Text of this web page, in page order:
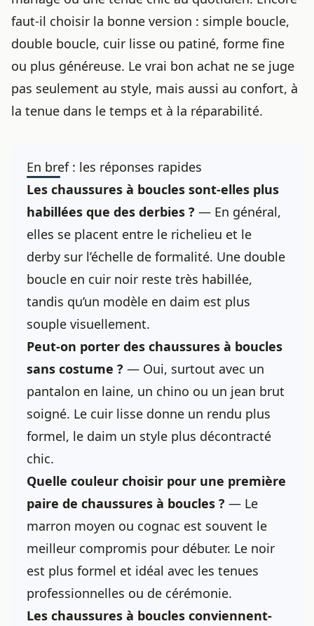
faut-il choisir la bonne version : simple boucle,
double boucle, cuir lisse ou patiné, forme fine
ou plus généreuse. Le vrai bon achat ne se juge
pas seulement au style, mais aussi au confort, à
la tenue dans le temps et à la réparabilité.
En bref : les réponses rapides
Les chaussures à boucles sont-elles plus
habillées que des derbies ? — En général,
elles se placent entre le richelieu et le
derby sur l’échelle de formalité. Une double
boucle en cuir noir reste très habillée,
tandis qu’un modèle en daim est plus
souple visuellement.
Peut-on porter des chaussures à boucles
sans costume ? — Oui, surtout avec un
pantalon en laine, un chino ou un jean brut
soigné. Le cuir lisse donne un rendu plus
formel, le daim un style plus décontracté
chic.
Quelle couleur choisir pour une première
paire de chaussures à boucles ? — Le
marron moyen ou cognac est souvent le
meilleur compromis pour débuter. Le noir
est plus formel et idéal avec les tenues
professionnelles ou de cérémonie.
Les chaussures à boucles conviennent-